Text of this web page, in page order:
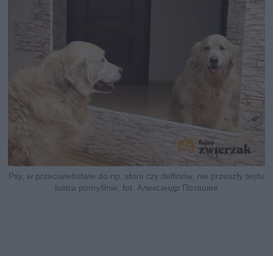
Psy, w przeciwieństwie do np. słoni czy delfinów, nie przeszły testu
lustra pomyślnie, fot. Александр Поташев